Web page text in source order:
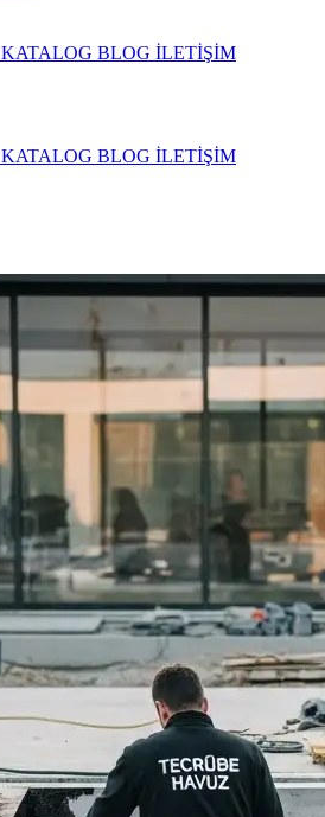
KATALOG BLOG İLETİŞİM
KATALOG BLOG İLETİŞİM